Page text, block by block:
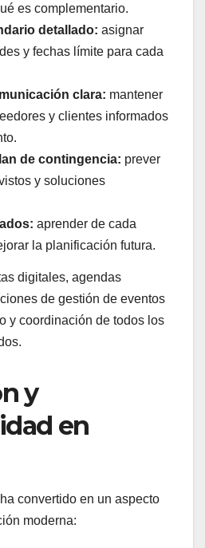
es complementario.
detallado: asignar
y fechas límite para cada
clara: mantener
y clientes informados
de contingencia: prever
y soluciones
aprender de cada
la planificación futura.
digitales, agendas
de gestión de eventos
y coordinación de todos los
y
en
convertido en un aspecto
moderna: